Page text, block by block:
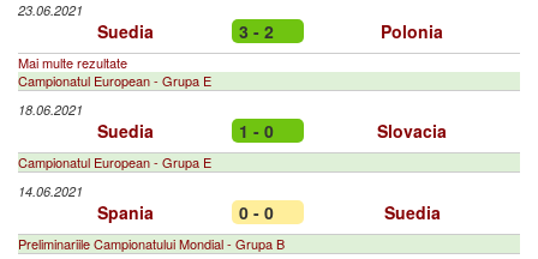
23.06.2021
Suedia 3 - 2 Polonia
Mai multe rezultate
Campionatul European - Grupa E
18.06.2021
Suedia 1 - 0 Slovacia
Campionatul European - Grupa E
14.06.2021
Spania 0 - 0 Suedia
Preliminariile Campionatului Mondial - Grupa B